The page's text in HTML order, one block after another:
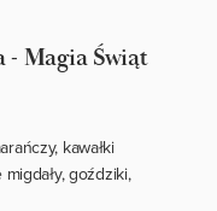
- Magia Świąt
kawałki
goździki,